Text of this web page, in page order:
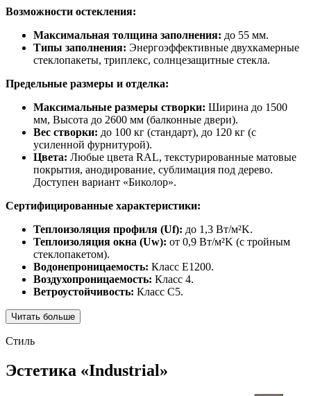
Возможности остекления:
Максимальная толщина заполнения: до 55 мм.
Типы заполнения: Энергоэффективные двухкамерные
стеклопакеты, триплекс, солнцезащитные стекла.
Предельные размеры и отделка:
Максимальные размеры створки: Ширина до 1500
мм, Высота до 2600 мм (балконные двери).
Вес створки: до 100 кг (стандарт), до 120 кг (с
усиленной фурнитурой).
Цвета: Любые цвета RAL, текстурированные матовые
покрытия, анодирование, сублимация под дерево.
Доступен вариант «Биколор».
Сертифицированные характеристики:
Теплоизоляция профиля (Uf): до 1,3 Вт/м²K.
Теплоизоляция окна (Uw): от 0,9 Вт/м²K (с тройным
стеклопакетом).
Водонепроницаемость: Класс E1200.
Воздухопроницаемость: Класс 4.
Ветроустойчивость: Класс C5.
Читать больше
Стиль
Эстетика «Industrial»